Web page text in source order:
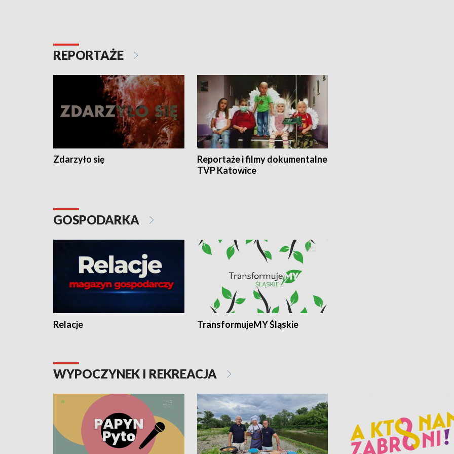
REPORTAŻE
Zdarzyło się
Reportaże i filmy dokumentalne
TVP Katowice
GOSPODARKA
Relacje TransformujeMY Śląskie
WYPOCZYNEK I REKREACJA